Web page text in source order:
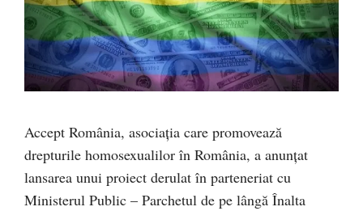
Accept România, asociația care promovează
drepturile homosexualilor în România, a anunțat
lansarea unui proiect derulat în parteneriat cu
Ministerul Public – Parchetul de pe lângă Înalta